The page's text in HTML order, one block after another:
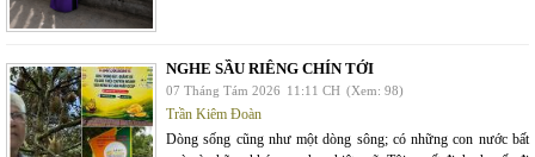
NGHE SẦU RIÊNG CHÍN TỚI
07 Tháng Tám 2026 11:11 CH (Xem: 98)
Trần Kiêm Đoàn
Dòng sống cũng như một dòng sông; có những con nước bất